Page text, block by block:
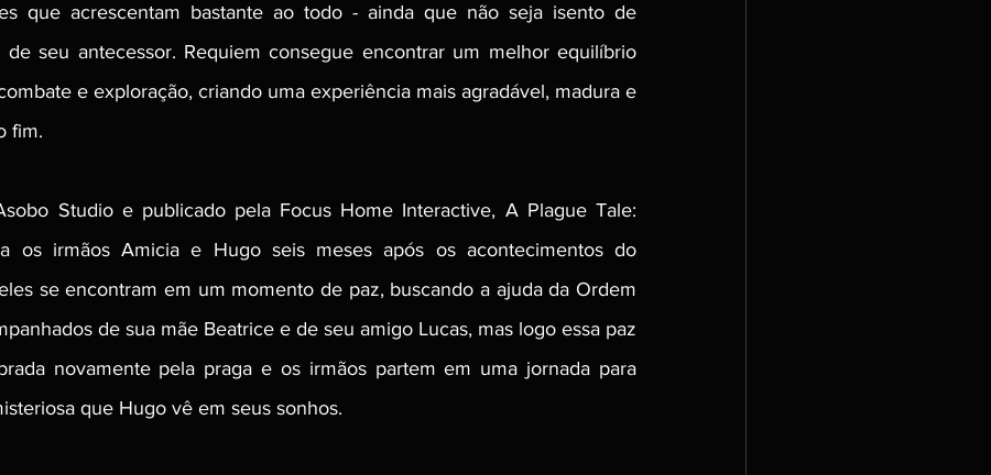
que acrescentam bastante ao todo - ainda que não seja isento de
de seu antecessor. Requiem consegue encontrar um melhor equilíbrio
e exploração, criando uma experiência mais agradável, madura e
fim.
Studio e publicado pela Focus Home Interactive, A Plague Tale:
os irmãos Amicia e Hugo seis meses após os acontecimentos do
se encontram em um momento de paz, buscando a ajuda da Ordem
de sua mãe Beatrice e de seu amigo Lucas, mas logo essa paz
novamente pela praga e os irmãos partem em uma jornada para
que Hugo vê em seus sonhos.